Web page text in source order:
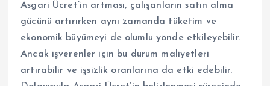
Asgari Ücret’in artması, çalışanların satın alma
gücünü artırırken aynı zamanda tüketim ve
ekonomik büyümeyi de olumlu yönde etkileyebilir.
Ancak işverenler için bu durum maliyetleri
artırabilir ve işsizlik oranlarına da etki edebilir.